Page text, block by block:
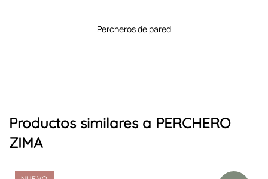
percheros de pared
Productos similares a PERCHERO
ZIMA